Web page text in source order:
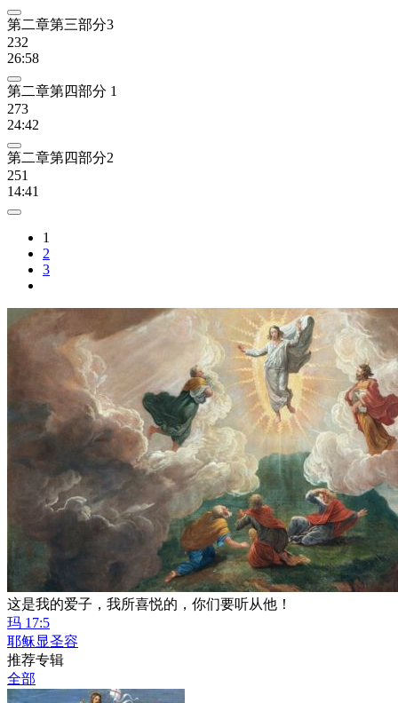
第二章第三部分3
232
26:58
第二章第四部分 1
273
24:42
第二章第四部分2
251
14:41
1
2
3
这是我的爱子，我所喜悦的，你们要听从他！
玛 17:5
耶稣显圣容
推荐专辑
全部